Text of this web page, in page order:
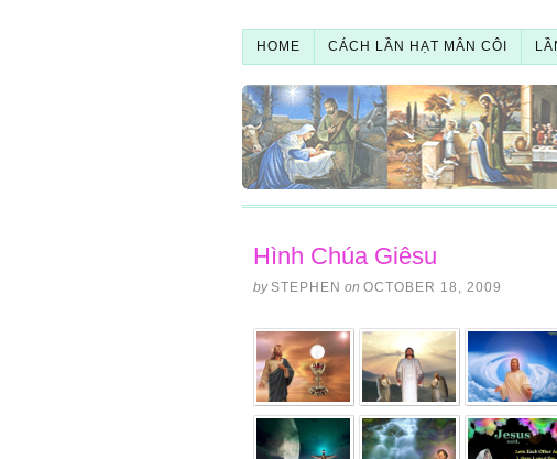
HOME CÁCH LẦN HẠT MÂN CÔI
Hình Chúa Giêsu
by STEPHEN on OCTOBER 18, 2009